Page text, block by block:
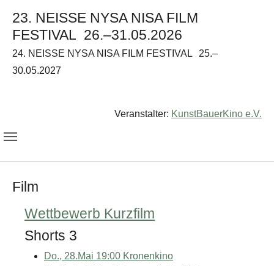
23. NEISSE NYSA NISA FILM
FESTIVAL 26.–31.05.2026
24. NEISSE NYSA NISA FILM FESTIVAL
25.–
30.05.2027
Veranstalter: KunstBauerKino e.V.
Film
Wettbewerb Kurzfilm
Shorts 3
Do., 28.Mai 19:00 Kronenkino